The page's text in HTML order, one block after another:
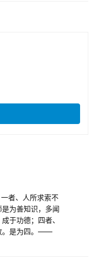
者、人所求索不
为善知识，多闻
于功德；四者、
。是为四。——